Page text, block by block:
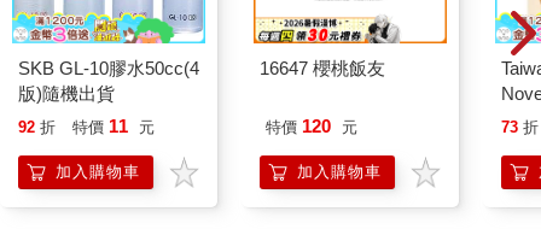
SKB GL-10膠水50cc(4
版)隨機出貨
92 折 特價 11 元
加入購物車
16647 櫻桃飯友
特價 120 元
加入購物車
73 折